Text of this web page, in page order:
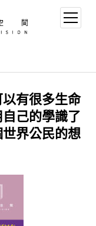
open
menu
有很多生命
己的學識了
界公民的想